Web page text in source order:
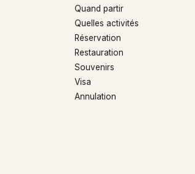
Quand partir
Quelles activités
Réservation
Restauration
Souvenirs
Visa
Annulation